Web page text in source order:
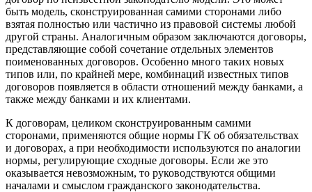
быть модель, сконструированная самими сторонами либо
взятая полностью или частично из правовой системы любой
другой страны. Аналогичным образом заключаются договоры,
представляющие собой сочетание отдельных элементов
поименованных договоров. Особенно много таких новых
типов или, по крайней мере, комбинаций известных типов
договоров появляется в области отношений между банками, а
также между банками и их клиентами.
К договорам, целиком сконструированным самими
сторонами, применяются общие нормы ГК об обязательствах
и договорах, а при необходимости используются по аналогии
нормы, регулирующие сходные договоры. Если же это
оказывается невозможным, то руководствуются общими
началами и смыслом гражданского законодательства.